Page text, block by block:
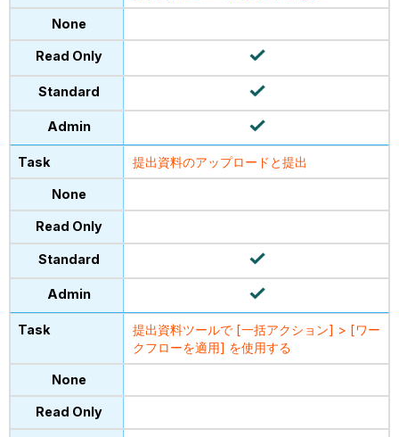
提出資料のアップロードと提出
提出資料ツールで [一括アクション] > [ワー
クフローを適用] を使用する